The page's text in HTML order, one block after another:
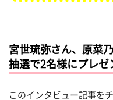
宮世琉弥さん、原菜
抽選で2名様にプレゼ
このインタビュー記事を